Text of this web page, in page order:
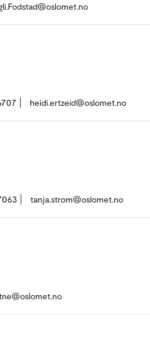
heidi.ertzeid@oslomet.no
tanja.strom@oslomet.no